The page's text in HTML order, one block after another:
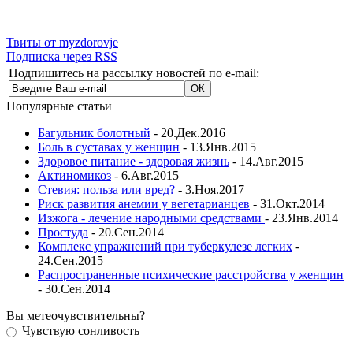
Твиты от myzdorovje
Подписка через RSS
Подпишитесь на рассылку новостей по e-mail:
Популярные статьи
Багульник болотный - 20.Дек.2016
Боль в суставах у женщин - 13.Янв.2015
Здоровое питание - здоровая жизнь - 14.Авг.2015
Актиномикоз - 6.Авг.2015
Стевия: польза или вред? - 3.Ноя.2017
Риск развития анемии у вегетарианцев - 31.Окт.2014
Изжога - лечение народными средствами - 23.Янв.2014
Простуда - 20.Сен.2014
Комплекс упражнений при туберкулезе легких -
24.Сен.2015
Распространенные психические расстройства у женщин
- 30.Сен.2014
Вы метеочувствительны?
Чувствую сонливость